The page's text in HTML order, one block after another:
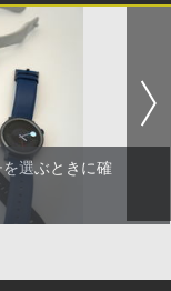
選ぶときに確